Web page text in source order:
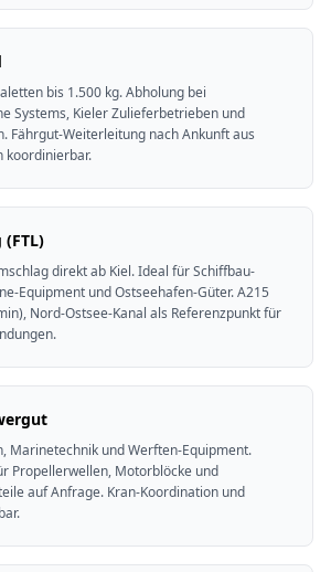
bis 1.500 kg. Abholung bei
Systems, Kieler Zulieferbetrieben und
Fährgut-Weiterleitung nach Ankunft aus
koordinierbar.
direkt ab Kiel. Ideal für Schiffbau-
Equipment und Ostseehafen-Güter. A215
Nord-Ostsee-Kanal als Referenzpunkt für
Marinetechnik und Werften-Equipment.
Propellerwellen, Motorblöcke und
auf Anfrage. Kran-Koordination und